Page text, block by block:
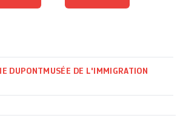
DUPONT MUSÉE DE L'IMMIGRATION